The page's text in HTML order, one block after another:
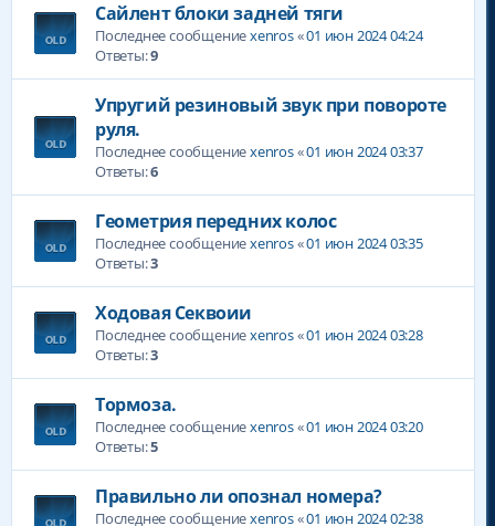
Сайлент блоки задней тяги
Последнее сообщениеxenros«01 июн 2024 04:24
Ответы:9
Упругий резиновый звук при повороте
руля.
Последнее сообщениеxenros«01 июн 2024 03:37
Ответы:6
Геометрия передних колос
Последнее сообщениеxenros«01 июн 2024 03:35
Ответы:3
Ходовая Секвоии
Последнее сообщениеxenros«01 июн 2024 03:28
Ответы:3
Тормоза.
Последнее сообщениеxenros«01 июн 2024 03:20
Ответы:5
Правильно ли опознал номера?
Последнее сообщениеxenros«01 июн 2024 02:38